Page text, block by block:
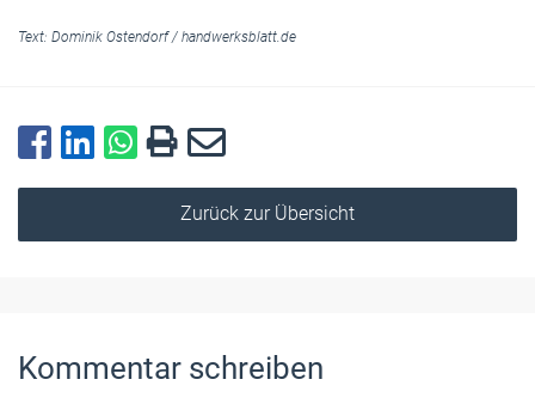
Text: Dominik Ostendorf/ handwerksblatt.de
Zurück zur Übersicht
Kommentar schreiben